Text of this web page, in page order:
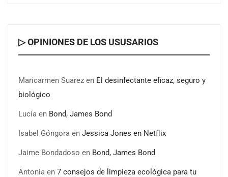
Solutions: correas acanaladas para accionamientos
COSITAL valora positivamente el nuevo modelo de
colaboración para reforzar la capacidad técnica de los
ayuntamientos
▷ OPINIONES DE LOS USUSARIOS
Maricarmen Suarez en El desinfectante eficaz, seguro y
biológico
Lucía en Bond, James Bond
Isabel Góngora en Jessica Jones en Netflix
Jaime Bondadoso en Bond, James Bond
Antonia en 7 consejos de limpieza ecológica para tu